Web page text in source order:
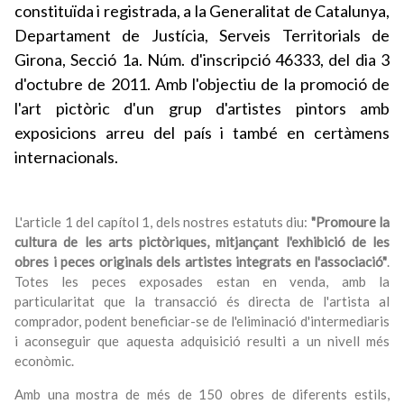
constituïda i registrada, a la Generalitat de Catalunya,
Departament de Justícia, Serveis Territorials de
Girona, Secció 1a. Núm. d'inscripció 46333, del dia 3
d'octubre de 2011. Amb l'objectiu de la promoció de
l'art pictòric d'un grup d'artistes pintors amb
exposicions arreu del país i també en certàmens
internacionals.
L'article 1 del capítol 1, dels nostres estatuts diu: "Promoure la
cultura de les arts pictòriques, mitjançant l'exhibició de les
obres i peces originals dels artistes integrats en l'associació".
Totes les peces exposades estan en venda, amb la
particularitat que la transacció és directa de l'artista al
comprador, podent beneficiar-se de l'eliminació d'intermediaris
i aconseguir que aquesta adquisició resulti a un nivell més
econòmic.
Amb una mostra de més de 150 obres de diferents estils,